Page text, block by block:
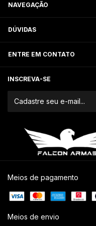
NAVEGAÇÃO
DÚVIDAS
ENTRE EM CONTATO
INSCREVA-SE
Meios de pagamento
Meios de envio